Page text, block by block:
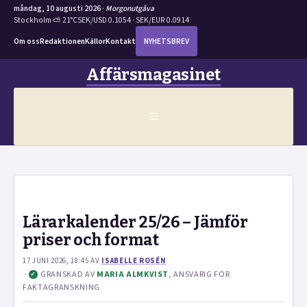
måndag, 10 augusti 2026 · Morgonutgåva
Stockholm ⛅ 21°CSEK/USD 0.1054 · SEK/EUR 0.0914
Om ossRedaktionenKällorKontakt NYHETSBREV
Affärsmagasinet
MENY
Lärarkalender 25/26 – Jämför
priser och format
17 JUNI 2026, 18:45 AV ISABELLE ROSÉN
· ✓ GRANSKAD AV MARIA ALMKVIST, ANSVARIG FÖR
FAKTAGRANSKNING